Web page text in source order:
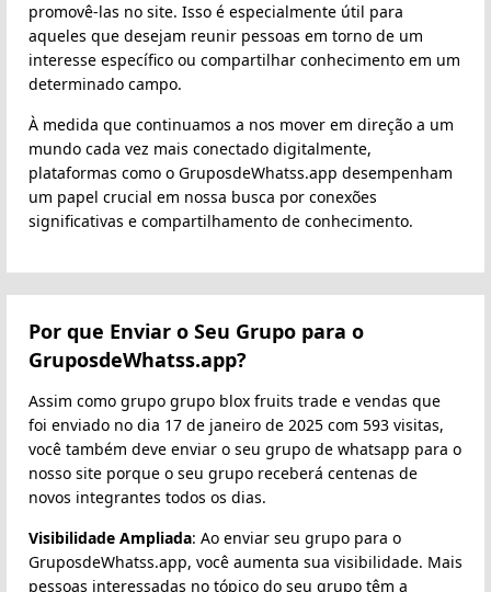
promovê-las no site. Isso é especialmente útil para
aqueles que desejam reunir pessoas em torno de um
interesse específico ou compartilhar conhecimento em um
determinado campo.
À medida que continuamos a nos mover em direção a um
mundo cada vez mais conectado digitalmente,
plataformas como o GruposdeWhatss.app desempenham
um papel crucial em nossa busca por conexões
significativas e compartilhamento de conhecimento.
Por que Enviar o Seu Grupo para o
GruposdeWhatss.app?
Assim como grupo grupo blox fruits trade e vendas que
foi enviado no dia 17 de janeiro de 2025 com 593 visitas,
você também deve enviar o seu grupo de whatsapp para o
nosso site porque o seu grupo receberá centenas de
novos integrantes todos os dias.
Visibilidade Ampliada: Ao enviar seu grupo para o
GruposdeWhatss.app, você aumenta sua visibilidade. Mais
pessoas interessadas no tópico do seu grupo têm a